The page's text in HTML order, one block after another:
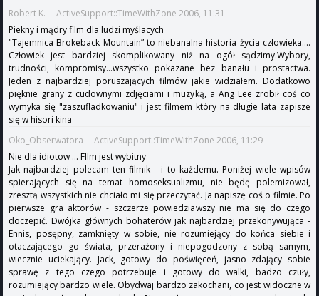
Robert K. ---ActiveSupport::TimeWithZone 2006, 11:31
Piekny i mądry film dla ludzi myślacych
"Tajemnica Brokeback Mountain” to niebanalna historia życia człowieka....
Człowiek jest bardziej skomplikowany niż na ogół sądzimy.Wybory,
trudności, kompromisy...wszystko pokazane bez banału i prostactwa.
Jeden z najbardziej poruszających filmów jakie widziałem. Dodatkowo
pięknie grany z cudownymi zdjęciami i muzyką, a Ang Lee zrobił coś co
wymyka się "zaszufladkowaniu" i jest filmem który na długie lata zapisze
się w hisori kina
Oko_Obserwatora ---ActiveSupport::TimeWithZone 2006, 11:29
Nie dla idiotow ... FIlm jest wybitny
Jak najbardziej polecam ten filmik - i to każdemu. Poniżej wiele wpisów
spierających się na temat homoseksualizmu, nie będę polemizował,
zresztą wszystkich nie chciało mi się przeczytać. Ja napiszę coś o filmie. Po
pierwsze gra aktorów - szczerze powiedziawszy nie ma się do czego
doczepić. Dwójka głównych bohaterów jak najbardziej przekonywująca -
Ennis, posępny, zamknięty w sobie, nie rozumiejący do końca siebie i
otaczającego go świata, przerażony i niepogodzony z sobą samym,
wiecznie uciekający. Jack, gotowy do poświęceń, jasno zdający sobie
sprawę z tego czego potrzebuje i gotowy do walki, badzo czuły,
rozumiejący bardzo wiele. Obydwaj bardzo zakochani, co jest widoczne w